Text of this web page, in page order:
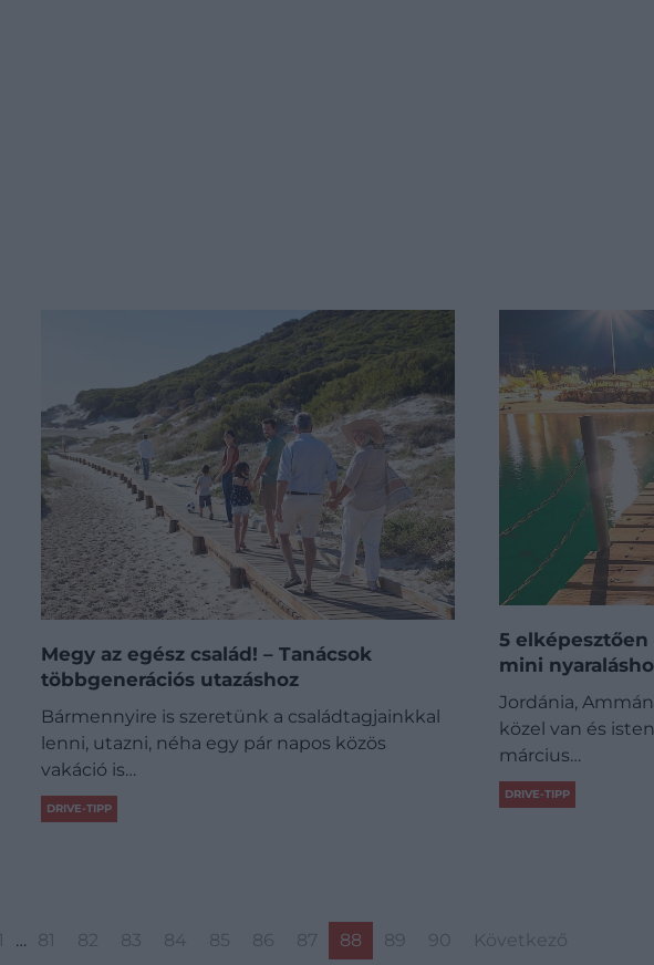
Megy az egész család! – Tanácsok
többgenerációs utazáshoz
Bármennyire is szeretünk a családtagjainkkal
lenni, utazni, néha egy pár napos közös
vakáció is…
DRIVE-TIPP
5
mini
Jordánia,
közel van és
március…
DRIVE-TIPP
1 … 81 82 83 84 85 86 87 88 89 90 Következő